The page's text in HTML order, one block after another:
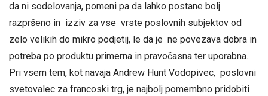
da ni sodelovanja, pomeni pa da lahko postane bolj
razpršeno in izziv za vse vrste poslovnih subjektov od
zelo velikih do mikro podjetij, le da je ne povezava dobra in
potreba po produktu primerna in pravočasna ter uporabna.
Pri vsem tem, kot navaja Andrew Hunt Vodopivec, poslovni
svetovalec za francoski trg, je najbolj pomembno pridobiti